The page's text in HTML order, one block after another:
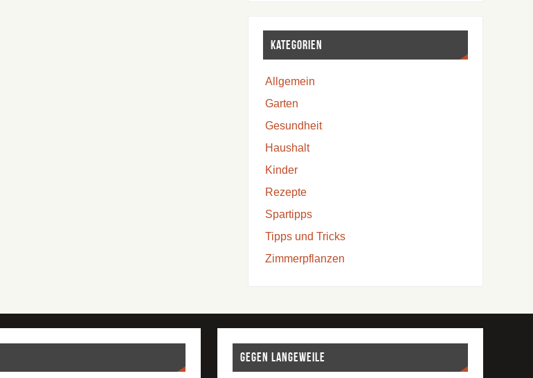
Kategorien
Allgemein
Garten
Gesundheit
Haushalt
Kinder
Rezepte
Spartipps
Tipps und Tricks
Zimmerpflanzen
Gegen Langeweile